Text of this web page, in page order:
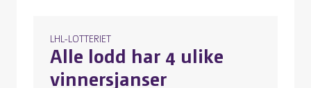
LHL-LOTTERIET
Alle lodd har 4 ulike
vinnersjanser